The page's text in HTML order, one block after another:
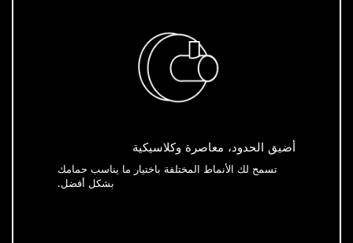
أضيق الحدود، معاصرة وكلاسيكية
تسمح لك الأنماط المختلفة باختيار ما يناسب حمامك
بشكل أفضل.